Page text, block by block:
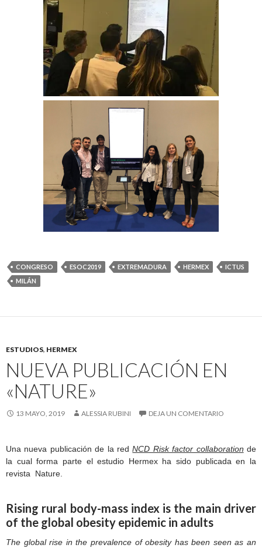
CONGRESO ESOC2019 EXTREMADURA HERMEX
ICTUS
MILÁN
ESTUDIOS, HERMEX
NUEVA PUBLICACIÓN EN
«NATURE»
13 MAYO, 2019 ALESSIA RUBINI DEJA UN COMENTARIO
Una nueva publicación de la redNCD Risk factor collaboration de
la cual forma parte el estudio Hermex ha sido publicada en la
revista Nature.
Rising rural body-mass index is the main driver
of the global obesity epidemic in adults
The global rise in the prevalence of obesity has been seen as an